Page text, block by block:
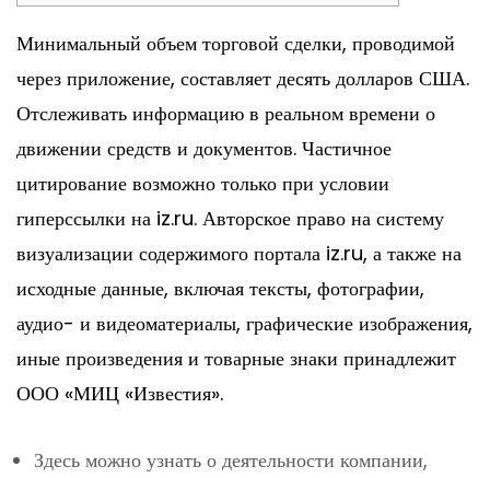
Минимальный объем торговой сделки, проводимой
через приложение, составляет десять долларов США.
Отслеживать информацию в реальном времени о
движении средств и документов. Частичное
цитирование возможно только при условии
гиперссылки на iz.ru. Авторское право на систему
визуализации содержимого портала iz.ru, а также на
исходные данные, включая тексты, фотографии,
аудио- и видеоматериалы, графические изображения,
иные произведения и товарные знаки принадлежит
ООО «МИЦ «Известия».
Здесь можно узнать о деятельности компании,